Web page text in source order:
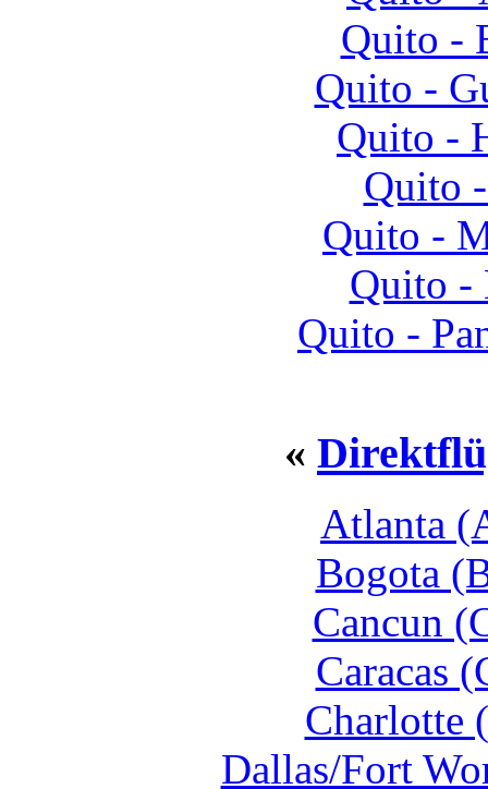
Quito -
Quito -
Quito -
Quito
Quito -
Quito
Quito -
«
Atlanta
Bogota
Cancun
Caracas
Charlotte
Dallas/Fort